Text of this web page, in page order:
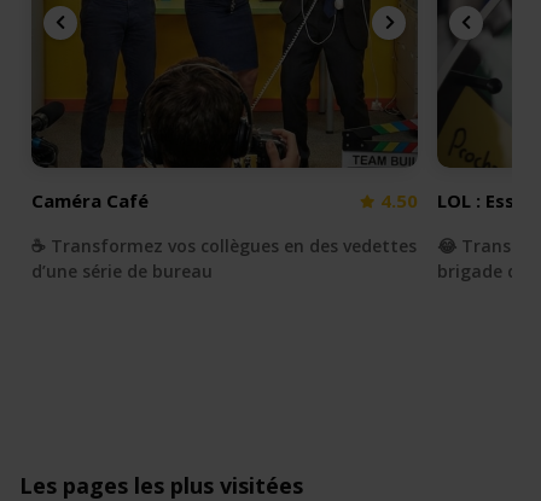
Caméra Café 4.50
☕️ Transformez vos collègues en des vedettes
d’une série de bureau
LOL :
😂
brigade du
Les pages les plus visitées